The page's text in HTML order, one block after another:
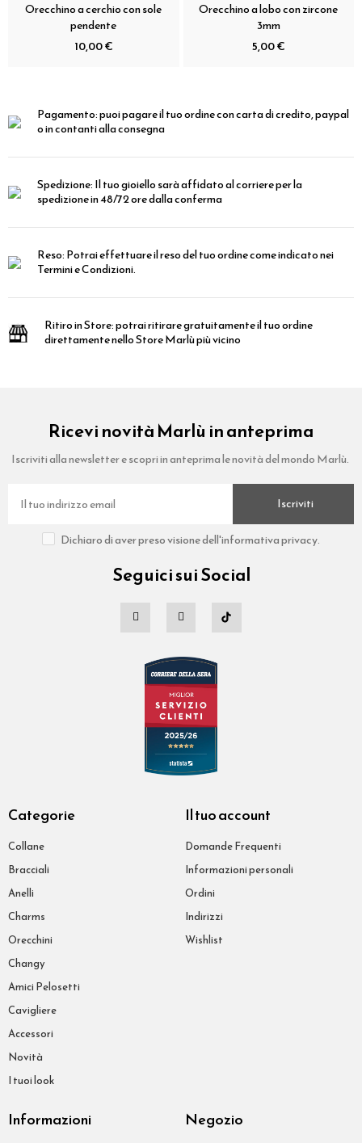
Orecchino a cerchio con sole
pendente
10,00 €
Orecchino a lobo con zircone
3mm
5,00 €
Pagamento:puoi pagare il tuo ordine con carta di credito, paypal
o in contanti alla consegna
Spedizione:Il tuo gioiello sarà affidato al corriere per la
spedizione in 48/72 ore dalla conferma
Reso:Potrai effettuare il reso del tuo ordine come indicato nei
Termini e Condizioni.
Ritiro in Store:potrai ritirare gratuitamente il tuo ordine
direttamente nello Store Marlù più vicino
Ricevi novità Marlù in anteprima
Iscriviti alla newsletter e scopri in anteprima le novità del mondo Marlù.
Iscriviti
Dichiaro di aver preso visione dell'informativa privacy.
Seguici sui Social
Categorie
Collane
Bracciali
Anelli
Charms
Orecchini
Changy
Amici Pelosetti
Cavigliere
Accessori
Novità
I tuoi look
Il tuo account
Domande Frequenti
Informazioni personali
Ordini
Indirizzi
Wishlist
Informazioni Negozio